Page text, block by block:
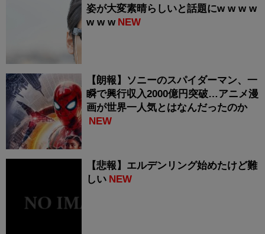
姿が大変素晴らしいと話題にw w w w
w w w NEW
【朗報】ソニーのスパイダーマン、一
瞬で興行収入2000億円突破…アニメ漫
画が世界一人気とはなんだったのか
NEW
【悲報】エルデンリング始めたけど難
しい NEW